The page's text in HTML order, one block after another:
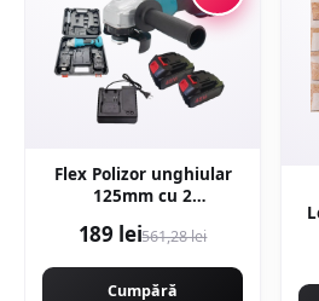
Flex Polizor unghiular
125mm cu 2
10.000rpm, Protools
189 lei561,28 lei
Cumpără